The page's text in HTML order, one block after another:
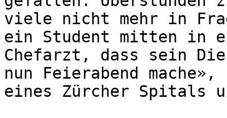
viele nicht mehr in
ein Student mitten in
Chefarzt, dass sein
nun Feierabend
eines Zürcher Spitals